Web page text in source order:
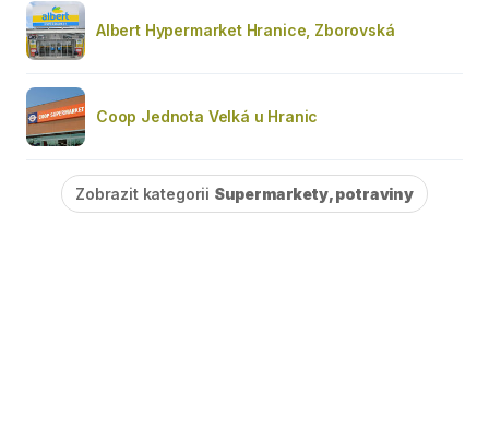
Albert Hypermarket Hranice, Zborovská
Coop Jednota Velká u Hranic
Zobrazit kategorii Supermarkety, potraviny